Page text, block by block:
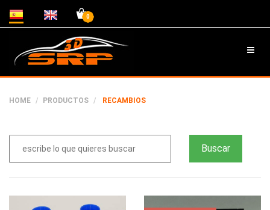
0
HOME PRODUCTOS RECAMBIOS